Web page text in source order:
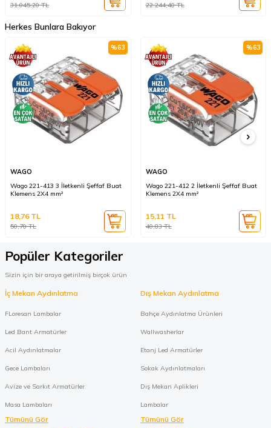
31.045,20TL 22.244,40TL
Herkes Bunlara Bakıyor
%63
WAGO
Wago 221-413 3 İletkenli Şeffaf Buat
Klemens 2X4 mm²
50,70TL
18,76TL
%63
WAGO
Wago 221-412 2 İletkenli Şeffaf Buat
Klemens 2X4 mm²
40,83TL
15,11 TL
Popüler Kategoriler
Sizin için bir araya getirilmiş birçok ürün
İç Mekan Aydınlatma
FLoresan Lambalar
Led Bant Armatürler
Acil Aydınlatmalar
Gece Lambaları
Avize ve Sarkıt Armatürler
Masa Lambaları
Tümünü Gör
Dış Mekan Aydınlatma
Bahçe Aydınlatma Ürünleri
Wallwasherlar
Etanj Led Armatürler
Sokak Aydınlatmaları
Dış Mekan Aplikleri
Lambalar
Tümünü Gör